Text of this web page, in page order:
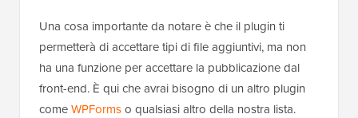
Una cosa importante da notare è che il plugin ti
permetterà di accettare tipi di file aggiuntivi, ma non
ha una funzione per accettare la pubblicazione dal
front-end. È qui che avrai bisogno di un altro plugin
comeWPFormso qualsiasi altro della nostra lista.